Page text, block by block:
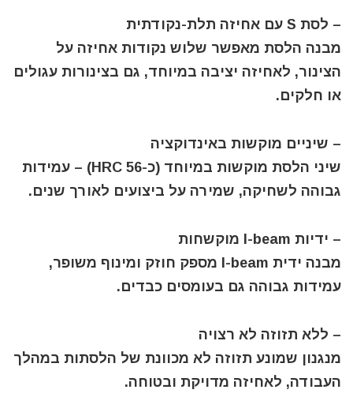
– לסת S עם אחיזה תלת-נקודתית
מבנה הלסת מאפשר שלוש נקודות אחיזה על
הצינור, לאחיזה יציבה במיוחד, גם בצינורות עגולים
או חלקים.
– שיניים מוקשות באינדוקציה
שיני הלסת מוקשות במיוחד (כ-56 HRC) – עמידות
גבוהה לשחיקה, שמירה על ביצועים לאורך שנים.
– ידיות I-beam מוקשחות
מבנה ידית I-beam מספק חוזק ומינוף משופר,
עמידות גבוהה גם בעומסים כבדים.
– ללא תזוזה לא רצויה
מנגנון שמונע תזוזה לא מכוונת של הלסתות במהלך
העבודה, לאחיזה מדויקת ובטוחה.